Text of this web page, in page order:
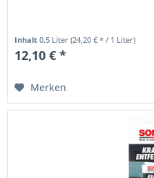
Inhalt0.5 Liter(24,20 € * / 1 Liter)
12,10 € *
Merken